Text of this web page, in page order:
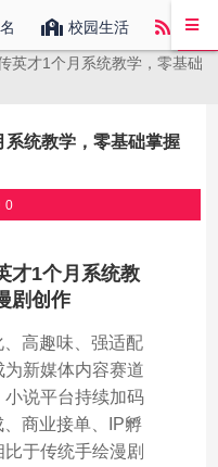
校园生活 中传
英才1个月系统教学，零基础
统教学，零基础掌握
0
才1个月系统教
剧创作
高趣味、强适配
新媒体内容赛道
说平台持续加码
商业接单、IP孵
于传统手绘漫剧